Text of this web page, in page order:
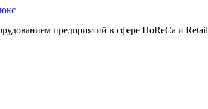
предприятий в сфере HoReCa и Retail